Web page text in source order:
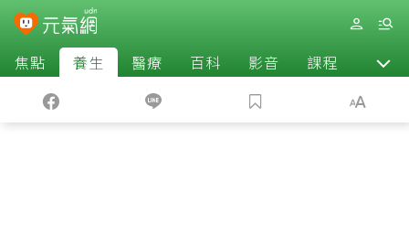
焦點 養生 醫療 百科 影音 課程 退休